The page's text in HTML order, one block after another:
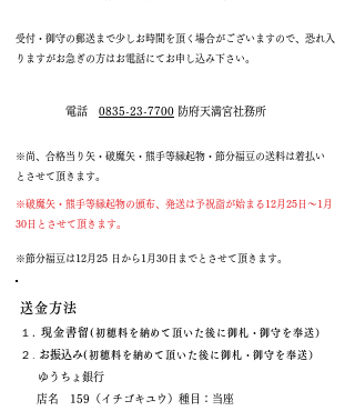
受付・御守の郵送まで少しお時間を頂く場合がございますので、恐れ入
りますがお急ぎの方はお電話にてお申し込み下さい。
電話 0835-23-7700 防府天満宮社務所
※尚、合格当り矢 ・破魔矢・熊手等縁起物・節分福豆の送料は着払い
とさせて頂きます。
※破魔矢・熊手等縁起物の頒布、発送は予祝詣が始まる12月25日～1月
30日とさせて頂きます。
※節分福豆は12月25 日から1月30日までとさせて頂きます。
送金方法
１. 現金書留 (初穂料を納めて頂いた後に御札・御守を奉送）
２ . お振込み(初穂料を納めて頂いた後に御札・御守を奉送）
ゆうちょ銀行
店名 159（イチゴキユウ）種目：当座